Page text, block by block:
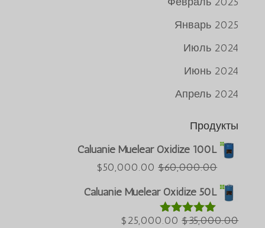
Январь 2025
Июль 2024
Июнь 2024
Апрель 2024
Продукты
Caluanie Muelear Oxidize 100L
$60,000.00
Первоначальная
цена
$60,000.00.
$50,000.00
Текущая
цена:
Caluanie Muelear Oxidize 50L
Оценка
$35,000.00
Первоначальная
$25,000.00
Текущая
العربية
Türkçe
Português do Brasil